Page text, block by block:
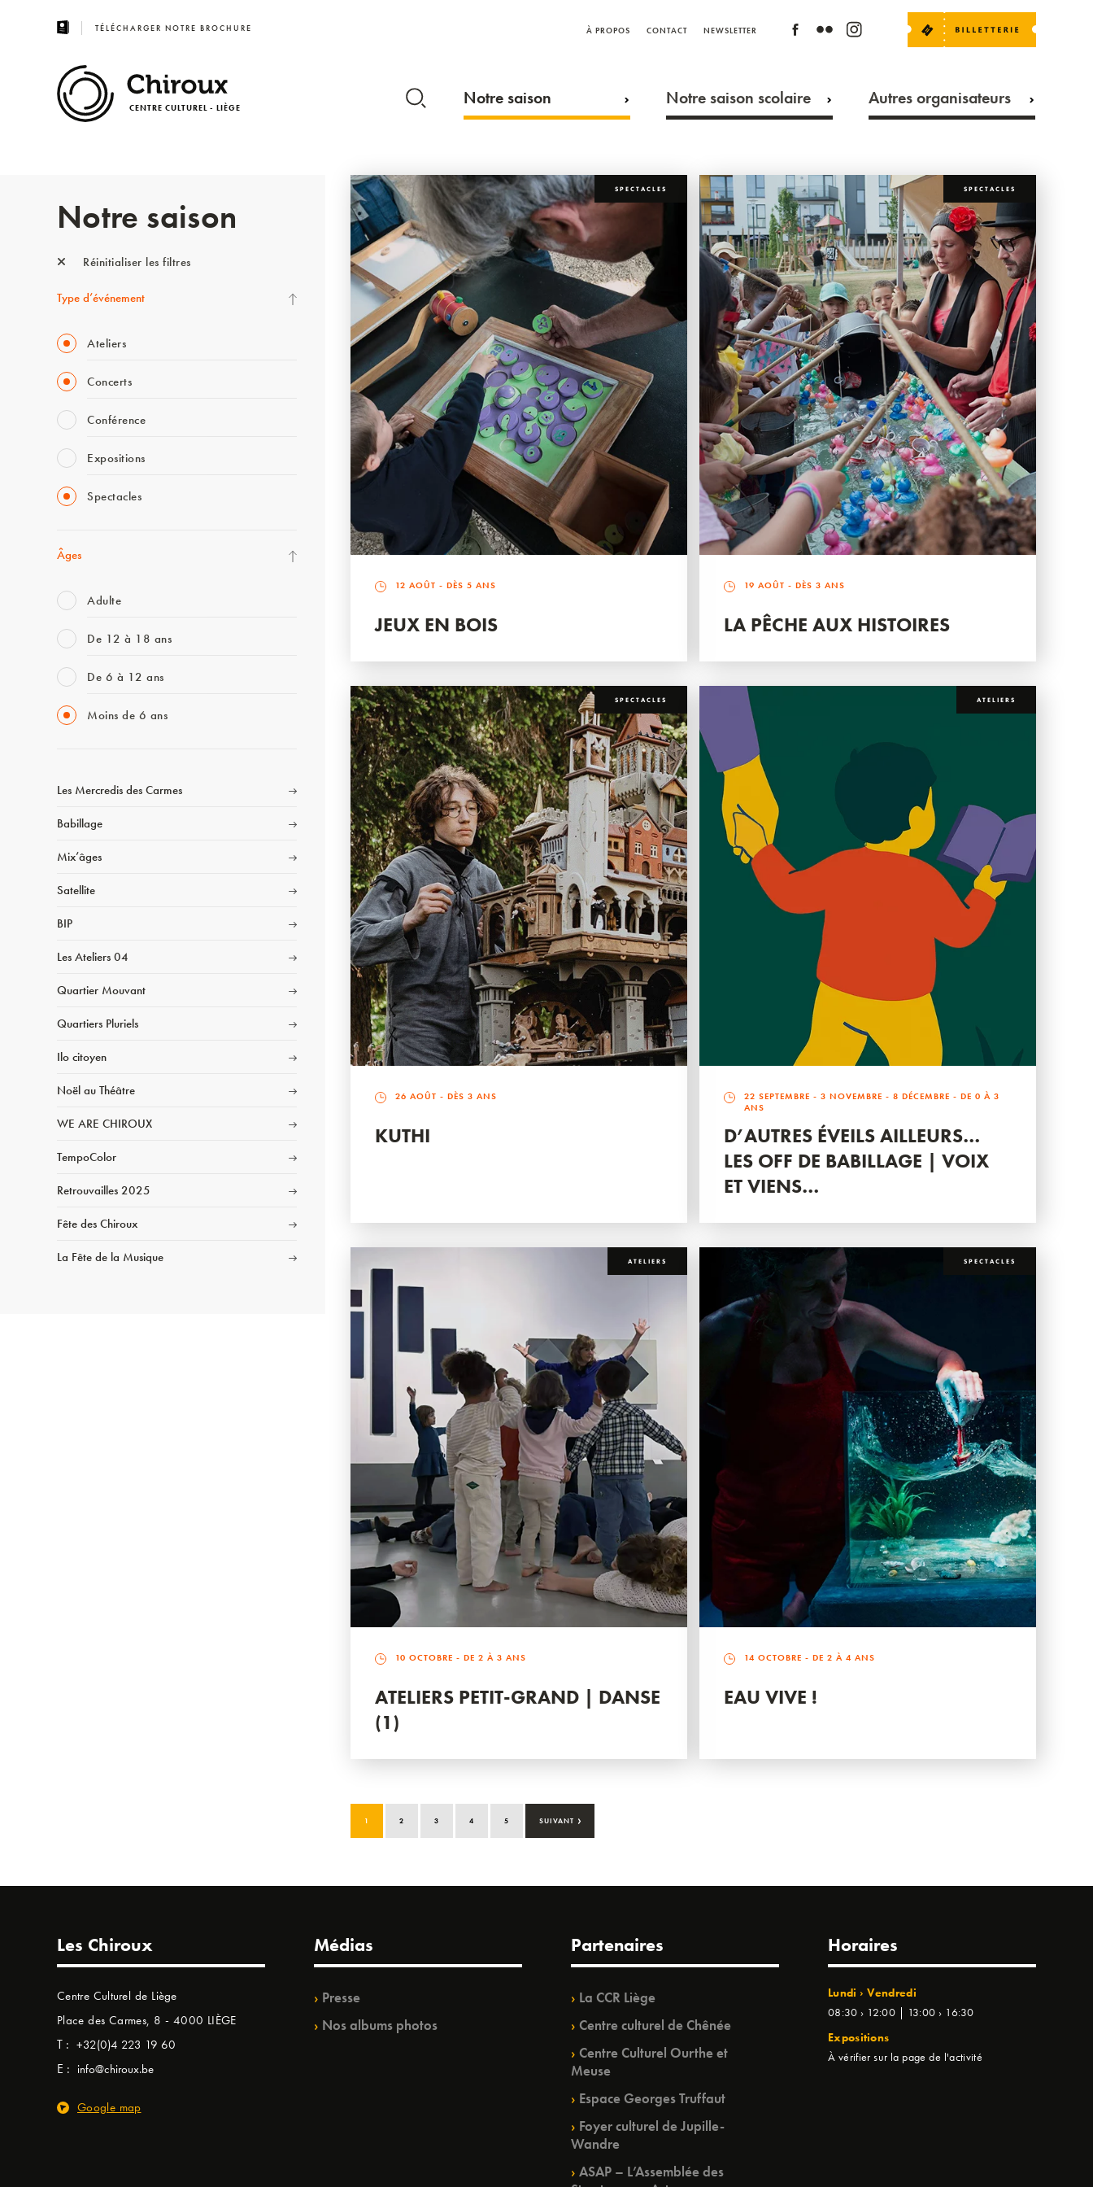
TÉLÉCHARGER NOTRE BROCHURE À PROPOS CONTACT NEWSLETTER
CENTRE CULTUREL - LIÈGE Notre saison Notre saison scolaire Autres organisateurs
Notre saison
Réinitialiser les filtres
Type d’événement
Ateliers
Concerts
Conférence
Expositions
Spectacles
Âges
Adulte
De 12 à 18 ans
De 6 à 12 ans
Moins de 6 ans
Les Mercredis des Carmes
Babillage
Mix’âges
Satellite
BIP
Les Ateliers 04
Quartier Mouvant
Quartiers Pluriels
Ilo citoyen
Noël au Théâtre
WE ARE CHIROUX
TempoColor
Retrouvailles 2025
Fête des Chiroux
La Fête de la Musique
SPECTACLES
12 AOÛT - DÈS 5 ANS
JEUX EN BOIS
SPECTACLES
19 AOÛT - DÈS 3 ANS
LA PÊCHE AUX HISTOIRES
SPECTACLES
26 AOÛT - DÈS 3 ANS
KUTHI
ATELIERS
22 SEPTEMBRE -3 NOVEMBRE -8 DÉCEMBRE - DE 0 À 3
ANS
D’AUTRES ÉVEILS AILLEURS…
LES OFF DE BABILLAGE | VOIX
ET VIENS…
ATELIERS
10 OCTOBRE - DE 2 À 3 ANS
ATELIERS PETIT-GRAND | DANSE
(1)
SPECTACLES
14 OCTOBRE - DE 2 À 4 ANS
EAU VIVE !
1 2 3 4 5 SUIVANT ›
Les Chiroux
Centre Culturel de Liège
Place des Carmes, 8 - 4000 LIÈGE
T : +32(0)4 223 19 60
E : info@chiroux.be
Google map
Médias
Presse
Nos albums photos
Partenaires
La CCR Liège
Centre culturel de Chênée
Centre Culturel Ourthe et
Meuse
Espace Georges Truffaut
Foyer culturel de Jupille-
Wandre
ASAP – L’Assemblée des
Horaires
Lundi › Vendredi
08:30 › 12:00 | 13:00 › 16:30
Expositions
À vérifier sur la page de l'activité